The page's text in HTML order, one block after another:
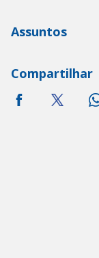
Assuntos
Compartilhar